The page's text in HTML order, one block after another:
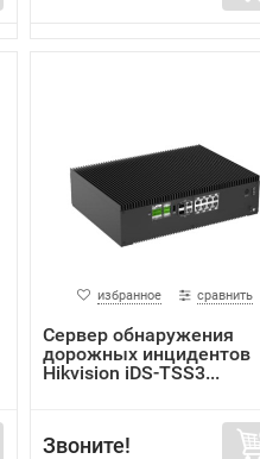
избранное сравнить
Сервер обнаружения
дорожных инцидентов
Hikvision iDS-TSS3...
Звоните!